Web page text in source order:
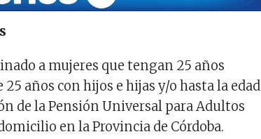
a mujeres que tengan 25 años
años con hijos e hijas y/o hasta la edad
de la Pensión Universal para Adultos
en la Provincia de Córdoba.